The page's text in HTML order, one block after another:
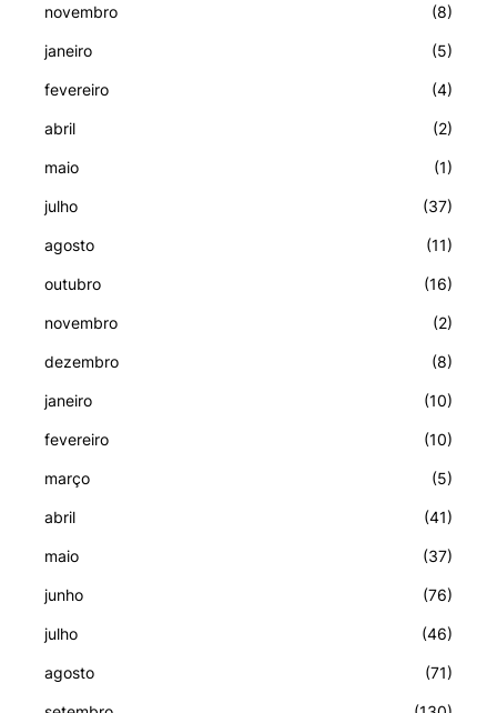
novembro (8)
janeiro (5)
fevereiro (4)
abril (2)
maio (1)
julho (37)
agosto (11)
outubro (16)
novembro (2)
dezembro (8)
janeiro (10)
fevereiro (10)
março (5)
abril (41)
maio (37)
junho (76)
julho (46)
agosto (71)